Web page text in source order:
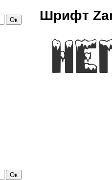
Ок
Ок
Шрифт